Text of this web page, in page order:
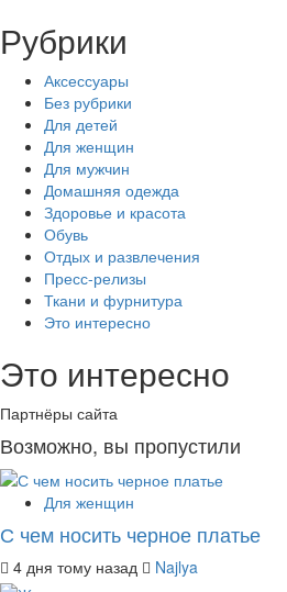
Рубрики
Аксессуары
Без рубрики
Для детей
Для женщин
Для мужчин
Домашняя одежда
Здоровье и красота
Обувь
Отдых и развлечения
Пресс-релизы
Ткани и фурнитура
Это интересно
Это интересно
Партнёры сайта
Возможно, вы пропустили
Для женщин
С чем носить черное платье
4 дня тому назад Najlya